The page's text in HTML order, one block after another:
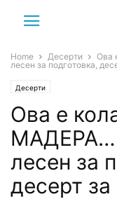
Home Десерти
Ова
лесен за подготовка,
Десерти
Ова е
лесен за
десерт за